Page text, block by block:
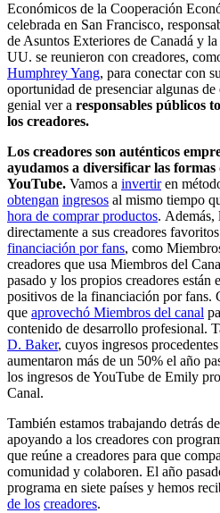
Económicos de la Cooperación
celebrada en San Francisco,
de Asuntos Exteriores de Canadá y
UU. se reunieron con creadores,
Humphrey Yang, para conectar con
oportunidad de presenciar algunas
genial ver a responsables públicos
los creadores.
Los creadores son auténticos
ayudamos a diversificar las
YouTube. Vamos a invertiren
obtengan ingresos al mismo tiempo
hora de comprar productos. Además,
directamente a sus creadores
financiación por fans, como
creadores que usa Miembros del
pasado y los propios creadores están
positivos de la financiación por fans.
que aprovechó Miembros del canal
contenido de desarrollo profesional.
D. Baker, cuyos ingresos
aumentaron más de un 50% el año
los ingresos de YouTube de Emily
Canal.
También estamos trabajando detrás
apoyando a los creadores con
que reúne a creadores para que
comunidad y colaboren. El año
programa en siete países y hemos
de los creadores.